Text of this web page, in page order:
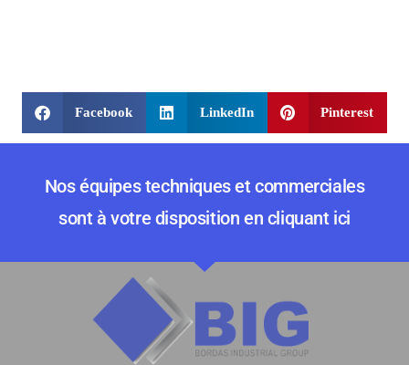
Facebook LinkedIn Pinterest
Nos équipes techniques et commerciales
sont à votre disposition en cliquant ici